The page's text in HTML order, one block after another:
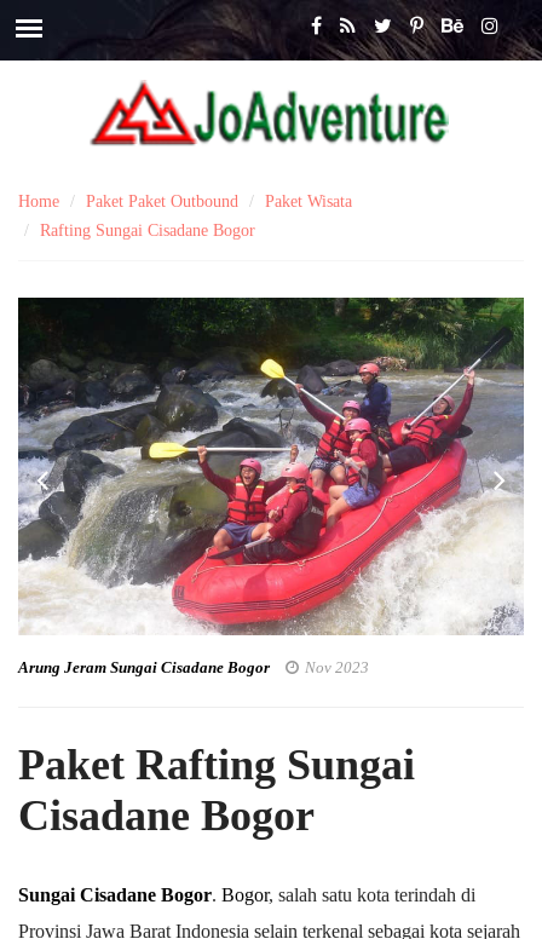
Home Paket Paket Outbound
Paket Wisata
Rafting Sungai Cisadane Bogor
Arung Jeram Sungai Cisadane Bogor Nov 2023
Paket Rafting Sungai
Cisadane Bogor
Sungai Cisadane Bogor. Bogor, salah satu kota terindah di
Provinsi Jawa Barat Indonesia selain terkenal sebagai kota sejarah